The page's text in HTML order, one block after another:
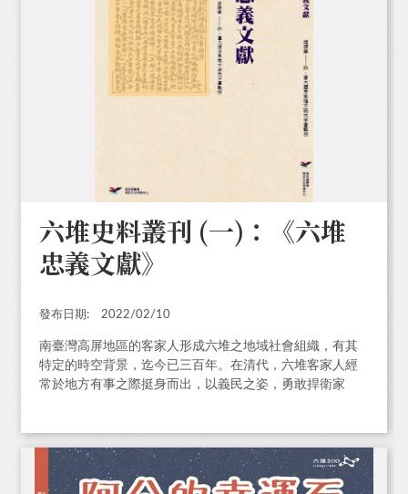
六堆史料叢刊 (一)：《六堆
忠義文獻》
發布日期: 2022/02/10
南臺灣高屏地區的客家人形成六堆之地域社會組織，有其
特定的時空背景，迄今已三百年。在清代，六堆客家人經
常於地方有事之際挺身而出，以義民之姿，勇敢捍衛家